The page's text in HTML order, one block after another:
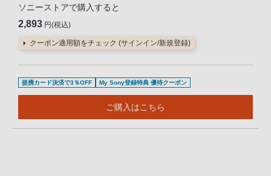
ソニーストアで購入すると
2,893 円(税込)
クーポン適用額をチェック (サインイン/新規登録)
提携カード決済で3％OFF My Sony登録特典 優待クーポン
ご購入はこちら